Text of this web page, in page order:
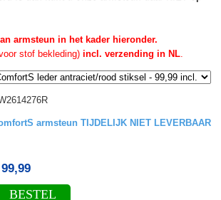
armsteun in het kader hieronder.
stof bekleding)incl. verzending in NL.
armsteun TIJDELIJK NIET LEVERBAAR
BESTEL